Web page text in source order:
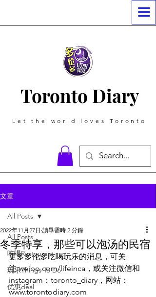
Toronto Diary
Let the world loves Toronto
文章
All Posts
吃喝Restaurant
玩乐Things To Do
优惠deal
All Posts
冬季特享，那些可以泡汤的民宿
2022年11月27日 讀畢需時 2 分鐘
更多多伦多吃喝玩乐的消息，可关
注:weibo.com/lifeinca，或关注微信和
instagram：toronto_diary，网站：
www.torontodiary.com